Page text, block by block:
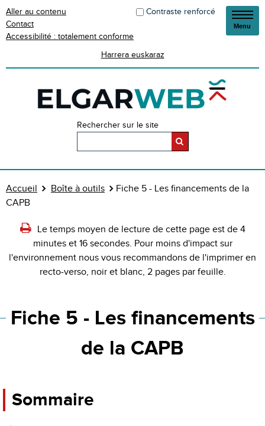
Aller au contenu
Contact
Accessibilité : totalement conforme
Contraste renforcé
Harrera euskaraz
Rechercher sur le site
Menu
Accueil Boîte à outils
Fiche 5 - Les financements de la
CAPB
Le temps moyen de lecture de cette page est de 4
minutes et 16 secondes. Pour moins d'impact sur
l'environnement nous vous recommandons de l'imprimer en
recto-verso, noir et blanc, 2 pages par feuille.
Fiche 5 - Les financements
de la CAPB
Sommaire